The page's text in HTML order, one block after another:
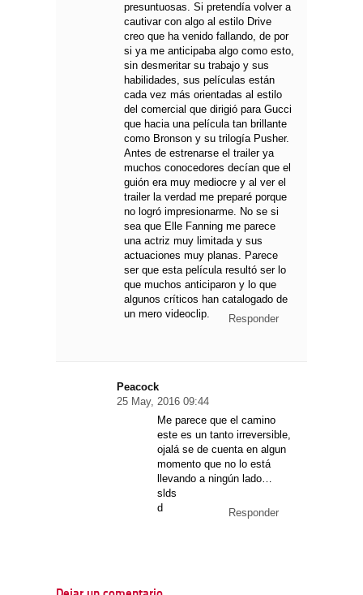
presuntuosas. Si pretendía volver a
cautivar con algo al estilo Drive
creo que ha venido fallando, de por
si ya me anticipaba algo como esto,
sin desmeritar su trabajo y sus
habilidades, sus películas están
cada vez más orientadas al estilo
del comercial que dirigió para Gucci
que hacia una película tan brillante
como Bronson y su trilogía Pusher.
Antes de estrenarse el trailer ya
muchos conocedores decían que el
guión era muy mediocre y al ver el
trailer la verdad me preparé porque
no logró impresionarme. No se si
sea que Elle Fanning me parece
una actriz muy limitada y sus
actuaciones muy planas. Parece
ser que esta película resultó ser lo
que muchos anticiparon y lo que
algunos críticos han catalogado de
un mero videoclip.
Responder
Peacock
25 May, 2016 09:44
Me parece que el camino
este es un tanto irreversible,
ojalá se de cuenta en algun
momento que no lo está
llevando a ningún lado…
slds
d
Responder